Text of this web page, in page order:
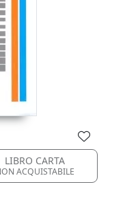
LIBRO CARTA
NON ACQUISTABILE